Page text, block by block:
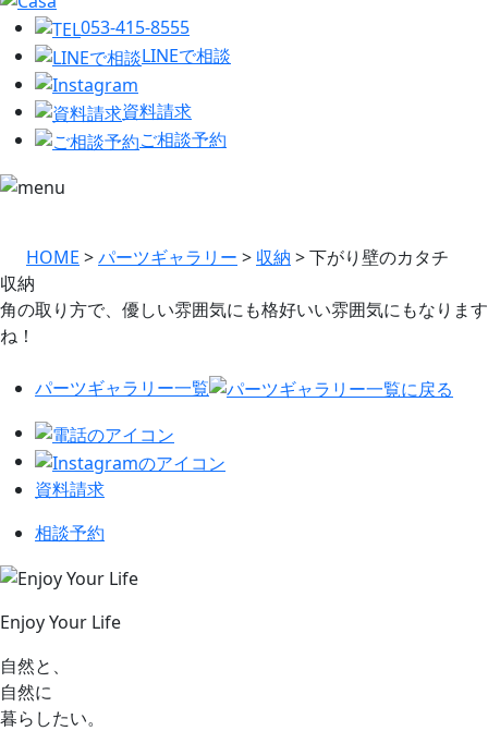
053-415-8555
LINEで相談
資料請求
ご相談予約
HOME >パーツギャラリー > 収納 >下がり壁のカタチ
収納
角の取り方で、優しい雰囲気にも格好いい雰囲気にもなります
ね！
パーツギャラリー一覧
資料請求
相談予約
Enjoy Your Life
自然と、
自然に
暮らしたい。